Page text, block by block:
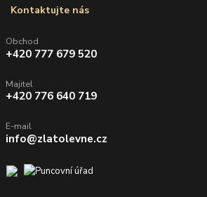
Kontaktujte nás
Obchod
+420 777 679 520
Majitel
+420 776 640 719
E-mail
info@zlatolevne.cz